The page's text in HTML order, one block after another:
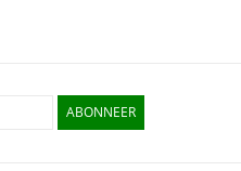
ABONNEER